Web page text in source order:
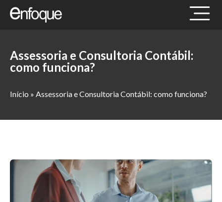
Assessoria e Consultoria Contábil:
como funciona?
Início » Assessoria e Consultoria Contábil: como funciona?